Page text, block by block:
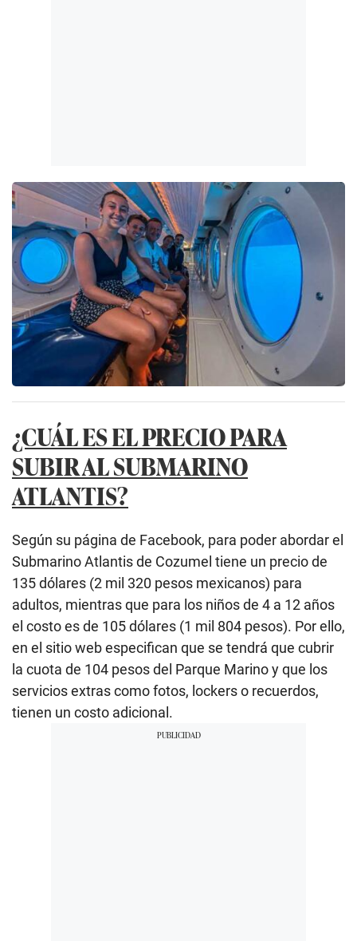
¿CUÁL ES EL PRECIO PARA
SUBIR AL SUBMARINO
ATLANTIS?
Según su página de Facebook, para poder abordar el
Submarino Atlantis de Cozumel tiene un precio de
135 dólares (2 mil 320 pesos mexicanos) para
adultos, mientras que para los niños de 4 a 12 años
el costo es de 105 dólares (1 mil 804 pesos). Por ello,
en el sitio web especifican que se tendrá que cubrir
la cuota de 104 pesos del Parque Marino y que los
servicios extras como fotos, lockers o recuerdos,
tienen un costo adicional.